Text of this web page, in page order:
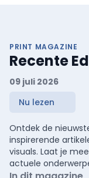
PRINT MAGAZINE
Recente
09 juli 2026
Nu lezen
Ontdek de
inspirerende
visuals. Laat je
actuele